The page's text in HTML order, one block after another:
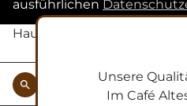
Konditorei-Café
Hauptstraße 40
search
Unsere
Im Café